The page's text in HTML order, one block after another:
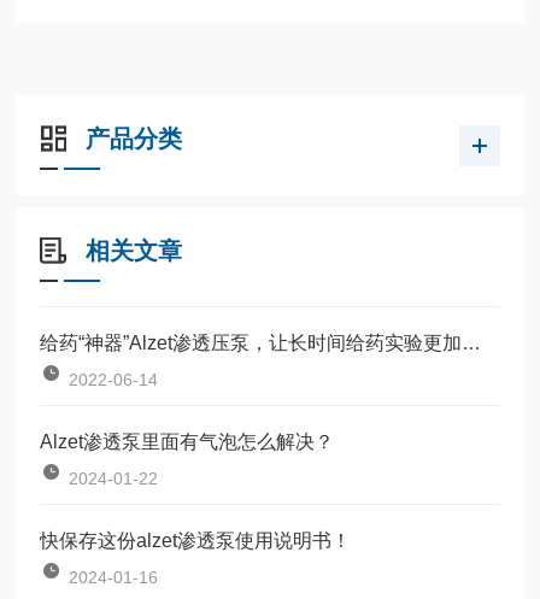
产品分类
相关文章
给药“神器”Alzet渗透压泵，让长时间给药实验更加简单高效
2022-06-14
Alzet渗透泵里面有气泡怎么解决？
2024-01-22
快保存这份alzet渗透泵使用说明书！
2024-01-16